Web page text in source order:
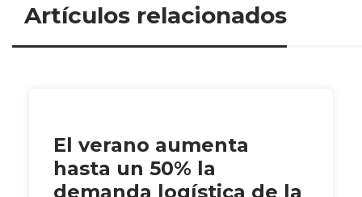
Artículos relacionados
El verano aumenta
hasta un 50% la
demanda logística de la